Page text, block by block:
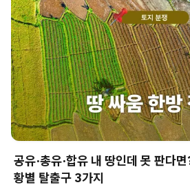
공유·총유·합유 내 땅인데 못 판다
황별 탈출구 3가지